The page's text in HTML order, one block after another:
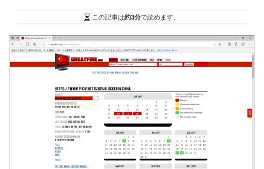
この記事は約3分で読めます。